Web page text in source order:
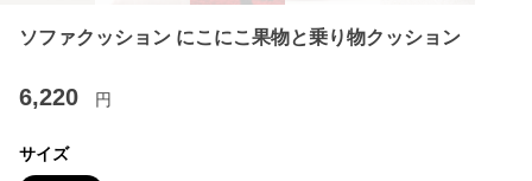
ソファクッション にこにこ果物と乗り物クッション
6,220 円
サイズ